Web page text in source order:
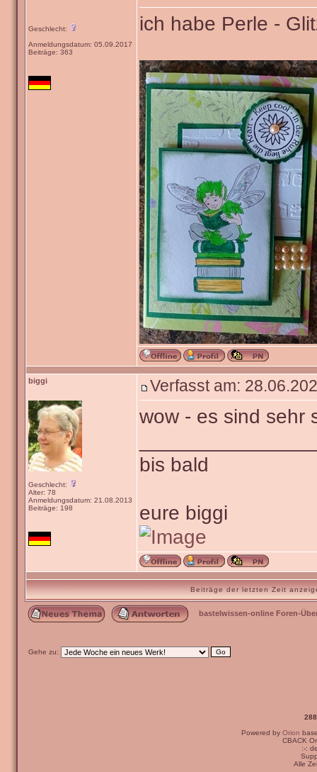
Geschlecht:
Anmeldungsdatum: 05.09.2017
Beiträge: 363
ich habe Perle -
biggi
Geschlecht:
Alter: 78
Anmeldungsdatum: 21.08.2013
Beiträge: 198
Verfasst am:
wow - es sind sehr
bis bald
eure biggi
Beiträge der letzten Zeit
bastelwissen-online Foren-
Gehe zu:
Powered by Orion
CBACK
:-:
Alle